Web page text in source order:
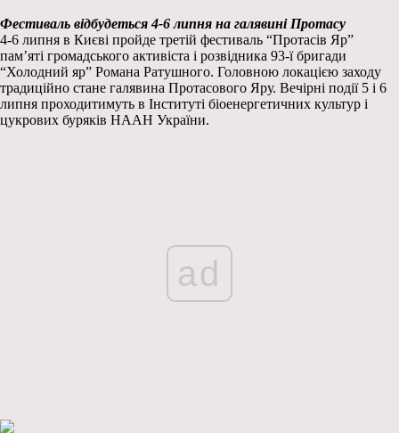
Фестиваль відбудеться 4-6 липня на галявині Протасу
4-6 липня в Києві пройде третій фестиваль “Протасів Яр”
пам’яті громадського активіста і розвідника 93-ї бригади
“Холодний яр” Романа Ратушного. Головною локацією заходу
традиційно стане галявина Протасового Яру. Вечірні події 5 і 6
липня проходитимуть в Інституті біоенергетичних культур і
цукрових буряків НААН України.
ad